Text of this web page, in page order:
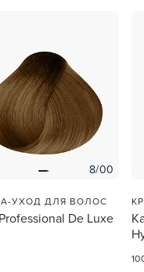
8/00
УХОД ДЛЯ ВОЛОС
De Luxe
для Android
— удобнее и
PLAY